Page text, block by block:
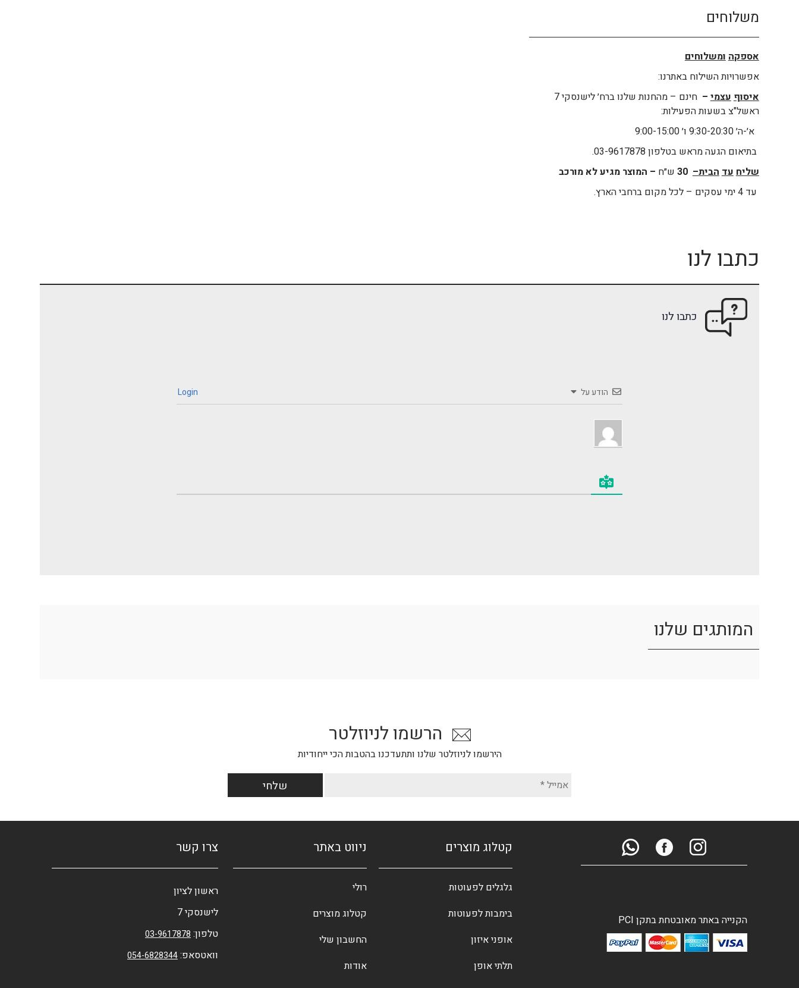
משלוחים
אספקהומשלוחים
אפשרויות השילוח באתרנו:
איסוףעצמי–
חינם – מהחנות שלנו ברח׳ לישנסקי 7
ראשל"צ בשעות הפעילות:
א׳-ה׳ 9:30-20:30 ו׳ 9:00-15:00
בתיאום הגעה מראש בטלפון 03-9617878.
שליחעדהבית–
30 ש״ח – המוצר מגיע לא מורכב
עד 4 ימי עסקים – לכל מקום ברחבי הארץ.
כתבו לנו
כתבו לנו
הודע על
המותגים שלנו
הרשמו לניוזלטר
הירשמו לניוזלטר שלנו ותתעדכנו בהטבות הכי ייחודיות
הקנייה באתר מאובטחת בתקן PCI
קטלוג מוצרים
גלגלים לפעוטות
בימבות לפעוטות
אופני איזון
תלתי אופן
ניווט באתר
רולי
קטלוג מוצרים
החשבון שלי
אודות
צרו קשר
ראשון לציון
לישנסקי 7
טלפון: 03-9617878
וואטסאפ:054-6828344⁩